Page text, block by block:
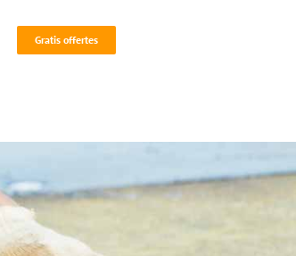
Gratis offertes